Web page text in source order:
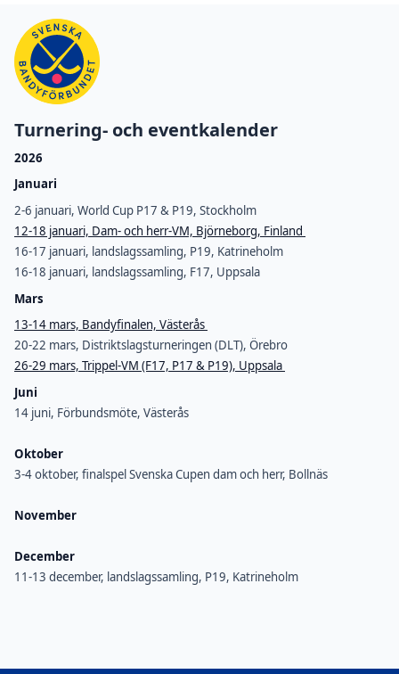
Turnering- och eventkalender
2026
Januari
2-6 januari, World Cup P17 & P19, Stockholm
12-18 januari, Dam- och herr-VM, Björneborg, Finland
16-17 januari, landslagssamling, P19, Katrineholm
16-18 januari, landslagssamling, F17, Uppsala
Mars
13-14 mars, Bandyfinalen, Västerås
20-22 mars, Distriktslagsturneringen (DLT), Örebro
26-29 mars, Trippel-VM (F17, P17 & P19), Uppsala
Juni
14 juni, Förbundsmöte, Västerås
Oktober
3-4 oktober, finalspel Svenska Cupen dam och herr, Bollnäs
November
December
11-13 december, landslagssamling, P19, Katrineholm